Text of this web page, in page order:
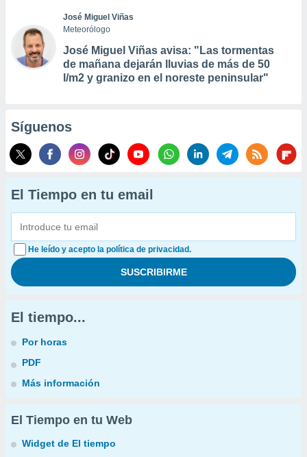
José Miguel Viñas
Meteorólogo
José Miguel Viñas avisa: "Las tormentas
de mañana dejarán lluvias de más de 50
l/m2 y granizo en el noreste peninsular"
Síguenos
El Tiempo en tu email
He leído y acepto la política de privacidad.
El tiempo...
Por horas
PDF
Más información
El Tiempo en tu Web
Widget de El tiempo